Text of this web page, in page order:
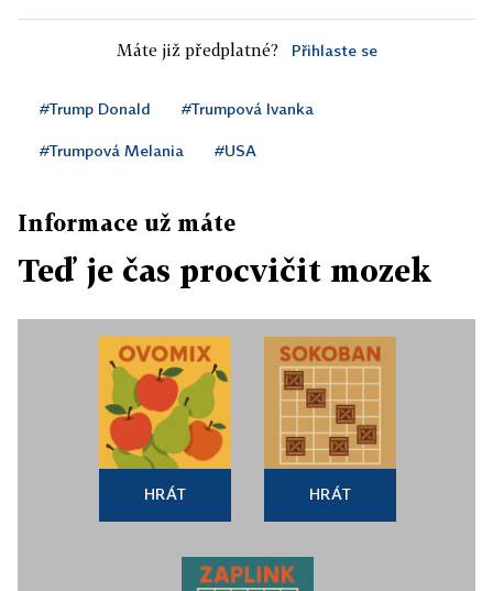
Máte již předplatné? Přihlaste se
#Trump Donald #Trumpová Ivanka
#Trumpová Melania #USA
Informace už máte
Teď je čas procvičit mozek
HRÁT HRÁT